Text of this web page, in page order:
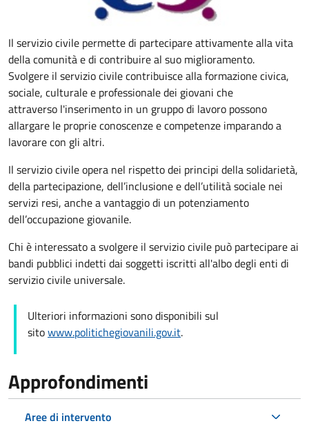
Il servizio civile permette di partecipare attivamente alla vita
della comunità e di contribuire al suo miglioramento.
Svolgere il servizio civile contribuisce alla formazione civica,
sociale, culturale e professionale dei giovani che
attraverso l'inserimento in un gruppo di lavoro possono
allargare le proprie conoscenze e competenze imparando a
lavorare con gli altri.
Il servizio civile opera nel rispetto dei principi della solidarietà,
della partecipazione, dell’inclusione e dell’utilità sociale nei
servizi resi, anche a vantaggio di un potenziamento
dell’occupazione giovanile.
Chi è interessato a svolgere il servizio civile può partecipare ai
bandi pubblici indetti dai soggetti iscritti all'albo degli enti di
servizio civile universale.
Ulteriori informazioni sono disponibili sul
sitowww.politichegiovanili.gov.it.
Approfondimenti
Aree di intervento